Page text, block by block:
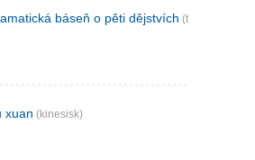
báseň o pěti dějstvích (tsjekkisk)
xuan (kinesisk)